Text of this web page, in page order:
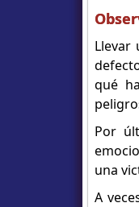
Llevar
qué
Por
una
A